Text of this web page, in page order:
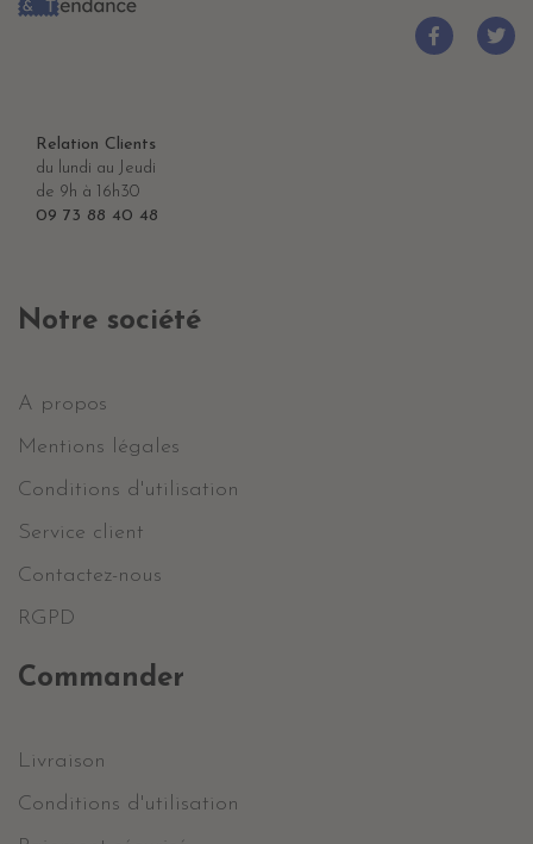
Relation Clients
du lundi au Jeudi
de 9h à 16h30
09 73 88 40 48
Notre société
A propos
Mentions légales
Conditions d'utilisation
Service client
Contactez-nous
RGPD
Commander
Livraison
Conditions d'utilisation